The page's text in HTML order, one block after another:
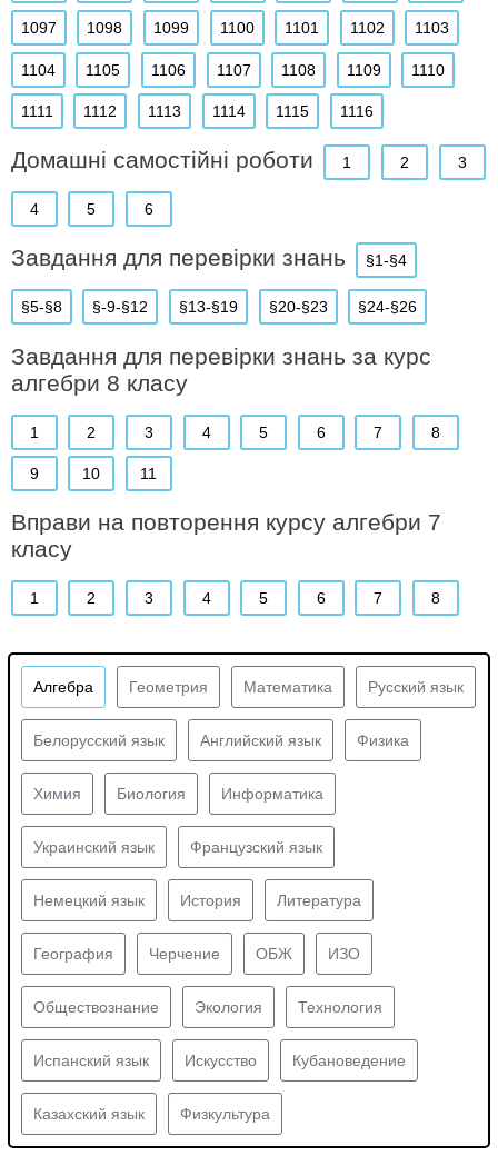
1097 1098 1099 1100 1101 1102 1103
1104 1105 1106 1107 1108 1109 1110
1111 1112 1113 1114 1115 1116
Домашні самостійні роботи 1 2 3
4 5 6
Завдання для перевірки знань §1-§4
§5-§8 §-9-§12 §13-§19 §20-§23 §24-§26
Завдання для перевiрки знань за курс
алгебри 8 класу
1 2 3 4 5 6 7 8
9 10 11
Вправи на повторення курсу алгебри 7
класу
1 2 3 4 5 6 7 8
Алгебра Геометрия Математика Русский язык
Белорусский язык Английский язык Физика
Химия Биология Информатика
Украинский язык Французский язык
Немецкий язык История Литература
География Черчение ОБЖ ИЗО
Обществознание Экология Технология
Испанский язык Искусство Кубановедение
Казахский язык Физкультура